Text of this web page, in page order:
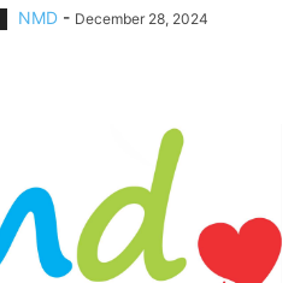
NMD - December 28, 2024